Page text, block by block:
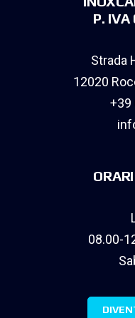
P.
Strada
12020
+39
08.00-